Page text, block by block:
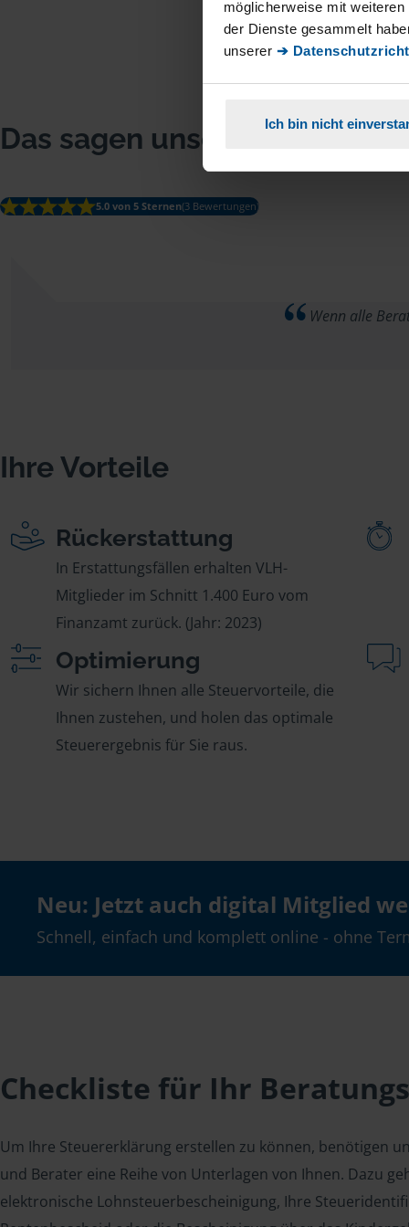
möglicherweise mit
der Dienste gesammelt
unserer ➔
Ich bin nicht
Das sagen unsere Mitglieder
5.0 von 5 Sternen(3 Bewertungen)
Wenn alle
Ihre Vorteile
Rückerstattung
In Erstattungsfällen erhalten VLH-
Mitglieder im Schnitt 1.400 Euro vom
Finanzamt zurück. (Jahr: 2023)
Optimierung
Wir sichern Ihnen alle Steuervorteile, die
Ihnen zustehen, und holen das optimale
Steuerergebnis für Sie raus.
Neu: Jetzt auch digital Mitglied
Schnell, einfach und komplett online - ohne
Checkliste für Ihr
Um Ihre Steuererklärung erstellen zu können, benötigen
und Berater eine Reihe von Unterlagen von Ihnen. Dazu
elektronische Lohnsteuerbescheinigung, Ihre